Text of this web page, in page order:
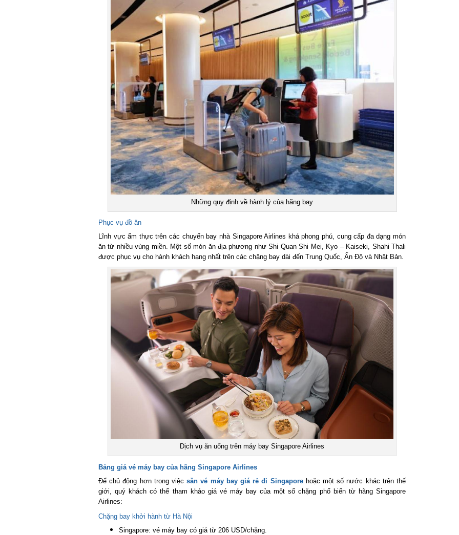
Những quy định về hành lý của hãng bay
Phục vụ đồ ăn
Lĩnh vực ẩm thực trên các chuyến bay nhà Singapore Airlines khá phong phú, cung cấp đa dạng món
ăn từ nhiều vùng miền. Một số món ăn địa phương như Shi Quan Shi Mei, Kyo – Kaiseki, Shahi Thali
được phục vụ cho hành khách hạng nhất trên các chặng bay dài đến Trung Quốc, Ấn Độ và Nhật Bản.
Dịch vụ ăn uống trên máy bay Singapore Airlines
Bảng giá vé máy bay của hãng Singapore Airlines
Để chủ động hơn trong việcsăn vé máy bay giá rẻ đi Singaporehoặc một số nước khác trên thế
giới, quý khách có thể tham khảo giá vé máy bay của một số chặng phổ biến từ hãng Singapore
Airlines:
Chặng bay khởi hành từ Hà Nội
Singapore: vé máy bay có giá từ 206 USD/chặng.